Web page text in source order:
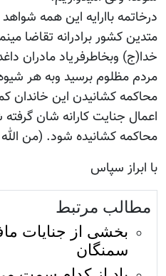
درخاتمه باارایه این همه شواهد
متدین کشور برادرانه تقاضا
خدا(ج) وبخاطرفریاد مادران
مردم مظلوم برسید وبه هر
محاکمه کشانیدن این خاندان
اعمال جنایت کارانه شان
محاکمه کشانیده شود. (من
با ابراز سپاس
مطالب مرتبط
بخشی از جنایات
سمنگان